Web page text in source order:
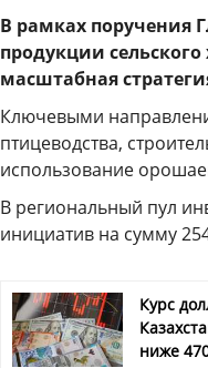
В рамках поручения
продукции сельского
масштабная
Ключевыми
птицеводства,
использование
В региональный пул
инициатив на сумму
Курс
ниже